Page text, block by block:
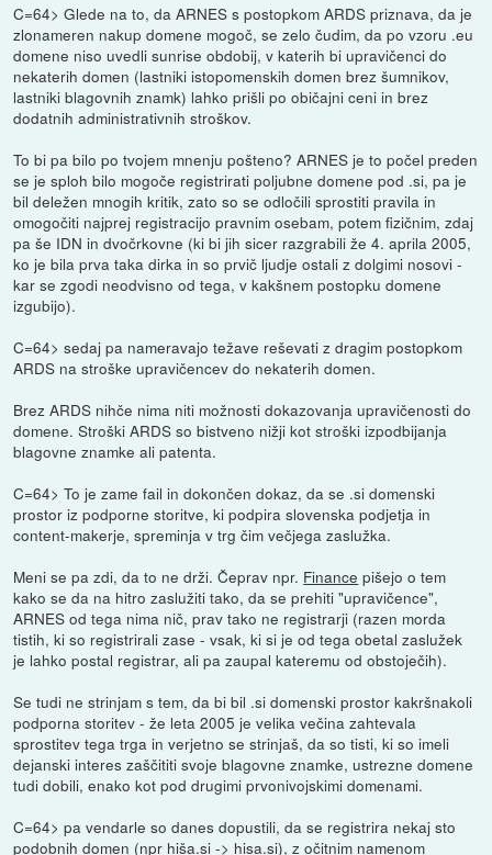
C=64> Glede na to, da ARNES s postopkom ARDS priznava, da je
zlonameren nakup domene mogoč, se zelo čudim, da po vzoru .eu
domene niso uvedli sunrise obdobij, v katerih bi upravičenci do
nekaterih domen (lastniki istopomenskih domen brez šumnikov,
lastniki blagovnih znamk) lahko prišli po običajni ceni in brez
dodatnih administrativnih stroškov.
To bi pa bilo po tvojem mnenju pošteno? ARNES je to počel preden
se je sploh bilo mogoče registrirati poljubne domene pod .si, pa je
bil deležen mnogih kritik, zato so se odločili sprostiti pravila in
omogočiti najprej registracijo pravnim osebam, potem fizičnim, zdaj
pa še IDN in dvočrkovne (ki bi jih sicer razgrabili že 4. aprila 2005,
ko je bila prva taka dirka in so prvič ljudje ostali z dolgimi nosovi -
kar se zgodi neodvisno od tega, v kakšnem postopku domene
izgubijo).
C=64> sedaj pa nameravajo težave reševati z dragim postopkom
ARDS na stroške upravičencev do nekaterih domen.
Brez ARDS nihče nima niti možnosti dokazovanja upravičenosti do
domene. Stroški ARDS so bistveno nižji kot stroški izpodbijanja
blagovne znamke ali patenta.
C=64> To je zame fail in dokončen dokaz, da se .si domenski
prostor iz podporne storitve, ki podpira slovenska podjetja in
content-makerje, spreminja v trg čim večjega zaslužka.
Meni se pa zdi, da to ne drži. Čeprav npr. Finance pišejo o tem
kako se da na hitro zaslužiti tako, da se prehiti "upravičence",
ARNES od tega nima nič, prav tako ne registrarji (razen morda
tistih, ki so registrirali zase - vsak, ki si je od tega obetal zaslužek
je lahko postal registrar, ali pa zaupal kateremu od obstoječih).
Se tudi ne strinjam s tem, da bi bil .si domenski prostor kakršnakoli
podporna storitev - že leta 2005 je velika večina zahtevala
sprostitev tega trga in verjetno se strinjaš, da so tisti, ki so imeli
dejanski interes zaščititi svoje blagovne znamke, ustrezne domene
tudi dobili, enako kot pod drugimi prvonivojskimi domenami.
C=64> pa vendarle so danes dopustili, da se registrira nekaj sto
podobnih domen (npr hiša.si -> hisa.si), z očitnim namenom